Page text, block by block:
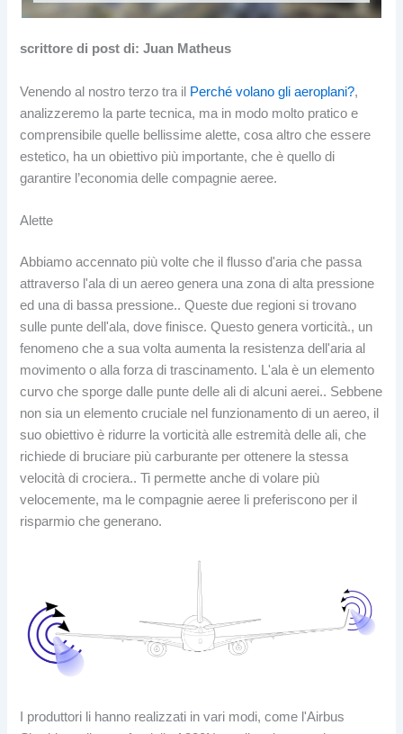
scrittore di post di: Juan Matheus
Venendo al nostro terzo tra il Perché volano gli aeroplani?,
analizzeremo la parte tecnica, ma in modo molto pratico e
comprensibile quelle bellissime alette, cosa altro che essere
estetico, ha un obiettivo più importante, che è quello di
garantire l’economia delle compagnie aeree.
Alette
Abbiamo accennato più volte che il flusso d'aria che passa
attraverso l'ala di un aereo genera una zona di alta pressione
ed una di bassa pressione.. Queste due regioni si trovano
sulle punte dell'ala, dove finisce. Questo genera vorticità., un
fenomeno che a sua volta aumenta la resistenza dell'aria al
movimento o alla forza di trascinamento. L'ala è un elemento
curvo che sporge dalle punte delle ali di alcuni aerei.. Sebbene
non sia un elemento cruciale nel funzionamento di un aereo, il
suo obiettivo è ridurre la vorticità alle estremità delle ali, che
richiede di bruciare più carburante per ottenere la stessa
velocità di crociera.. Ti permette anche di volare più
velocemente, ma le compagnie aeree li preferiscono per il
risparmio che generano.
I produttori li hanno realizzati in vari modi, come l'Airbus